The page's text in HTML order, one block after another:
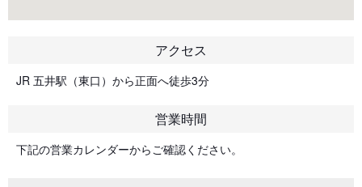
アクセス
JR 五井駅（東口）から正面へ徒歩3分
営業時間
下記の営業カレンダーからご確認ください。